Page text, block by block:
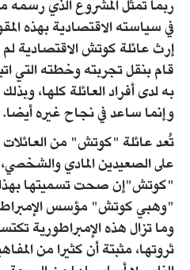
ربما تمثل المشروع الذي
في سياسته الاقتصادية بهذه
إرث عائلة كوتش الاقتصادية
قام بنقل تجربته وخطته التي
به لدى أفراد العائلة كلها،
وإنما ساعد في نجاح غيره أيضا.
تُعد عائلة "كوتش" من
على الصعيدين المادي
"كوتش"إن صحت تسميتها بهذا
"وهبي كوتش" مؤسس
وما تزال هذه الإمبراطورية
ثروتها، مثبتة أن كثيرا من